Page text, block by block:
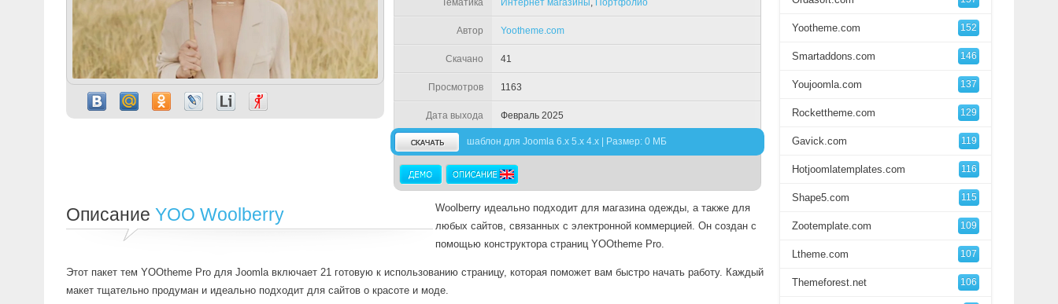
Тематика Интернет магазины, Портфолио
Автор Yootheme.com
Скачано 41
Просмотров 1163
Дата выхода Февраль 2025
шаблон для Joomla 6.x 5.x 4.x | Размер: 0 МБ
Описание YOO Woolberry
Woolberry идеально подходит для магазина одежды, а также для
любых сайтов, связанных с электронной коммерцией. Он создан с
помощью конструктора страниц YOOtheme Pro.
Этот пакет тем YOOtheme Pro для Joomla включает 21 готовую к использованию страницу, которая поможет вам быстро начать работу. Каждый
макет тщательно продуман и идеально подходит для сайтов о красоте и моде.
Yootheme.com 152
Smartaddons.com 146
Youjoomla.com 137
Rockettheme.com 129
Gavick.com 119
Hotjoomlatemplates.com 116
Shape5.com 115
Zootemplate.com 109
Ltheme.com 107
Themeforest.net 106